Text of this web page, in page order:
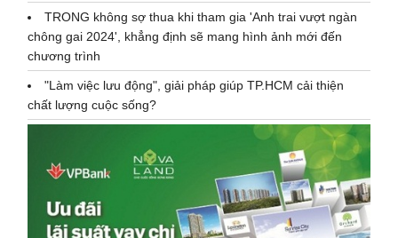
TRONG không sợ thua khi tham gia 'Anh trai vượt ngàn
chông gai 2024', khẳng định sẽ mang hình ảnh mới đến
chương trình
"Làm việc lưu động", giải pháp giúp TP.HCM cải thiện
chất lượng cuộc sống?